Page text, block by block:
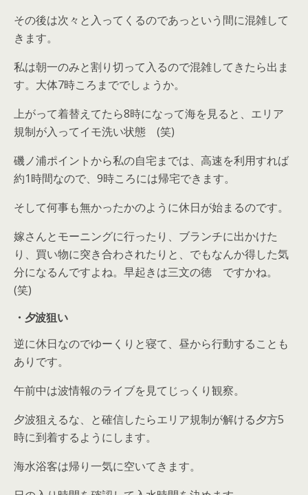
その後は次々と入ってくるのであっという間に混雑して
きます。
私は朝一のみと割り切って入るので混雑してきたら出ま
す。大体7時ころまででしょうか。
上がって着替えてたら8時になって海を見ると、エリア
規制が入ってイモ洗い状態 (笑)
磯ノ浦ポイントから私の自宅までは、高速を利用すれば
約1時間なので、9時ころには帰宅できます。
そして何事も無かったかのように休日が始まるのです。
嫁さんとモーニングに行ったり、ブランチに出かけた
り、買い物に突き合わされたりと、でもなんか得した気
分になるんですよね。早起きは三文の徳 ですかね。
(笑)
・夕波狙い
逆に休日なのでゆーくりと寝て、昼から行動することも
ありです。
午前中は波情報のライブを見てじっくり観察。
夕波狙えるな、と確信したらエリア規制が解ける夕方5
時に到着するようにします。
海水浴客は帰り一気に空いてきます。